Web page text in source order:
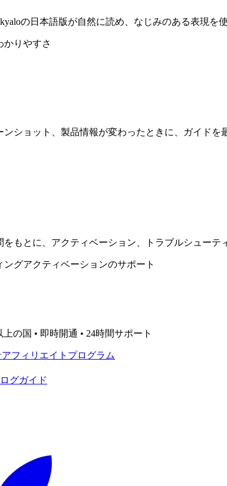
の日本語版が自然に読め、なじみのある表現を
かりやすさ
ショット、製品情報が変わったときに、ガイドを
もとに、アクティベーション、トラブルシューテ
ングアクティベーションのサポート
の国 • 即時開通 • 24時間サポート
アフィリエイトプログラム
グガイド